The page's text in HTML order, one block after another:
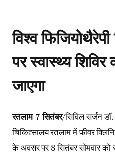
विश्व
पर स्वास्थ्य
जाएगा
रतलाम 7 सितंबर/सिविल सर्जन
चिकित्सालय रतलाम में फीवर
के अवसर पर 8 सितंबर सोमवार